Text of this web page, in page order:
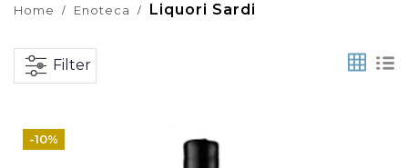
Home Enoteca Liquori Sardi
Grid
Filter
-10%